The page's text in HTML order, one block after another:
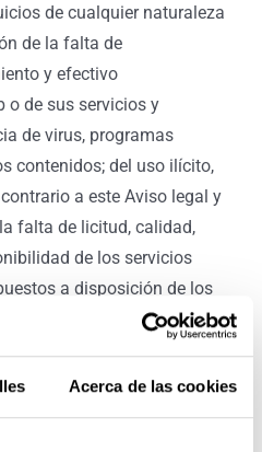
Acerca de las cookies
de cualquier naturaleza
de la falta de
y efectivo
o de sus servicios y
de virus, programas
contenidos; del uso ilícito,
a este Aviso legal y
falta de licitud, calidad,
de los servicios
a disposición de los